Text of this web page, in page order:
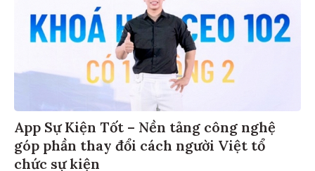
App Sự Kiện Tốt – Nền tảng công nghệ
góp phần thay đổi cách người Việt tổ
chức sự kiện